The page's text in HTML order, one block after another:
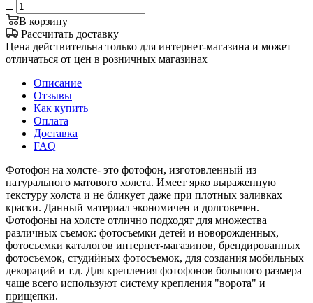
В корзину
Рассчитать доставку
Цена действительна только для интернет-магазина и может
отличаться от цен в розничных магазинах
Описание
Отзывы
Как купить
Оплата
Доставка
FAQ
Фотофон на холсте- это фотофон, изготовленный из
натурального матового холста. Имеет ярко выраженную
текстуру холста и не бликует даже при плотных заливках
краски. Данный материал экономичен и долговечен.
Фотофоны на холсте отлично подходят для множества
различных съемок: фотосъемки детей и новорожденных,
фотосъемки каталогов интернет-магазинов, брендированных
фотосъемок, студийных фотосъемок, для создания мобильных
декораций и т.д. Для крепления фотофонов большого размера
чаще всего используют систему крепления "ворота" и
прищепки.